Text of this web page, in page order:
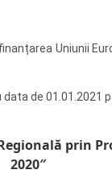
Uniunii
de 01.01.2021
prin
2020″